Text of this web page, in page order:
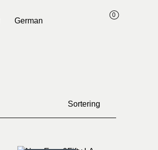
German
0
Sortering